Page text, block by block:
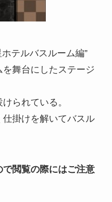
テルバスルーム編”
舞台にしたステージ
られている。
掛けを解いてバスル
閲覧の際にはご注意